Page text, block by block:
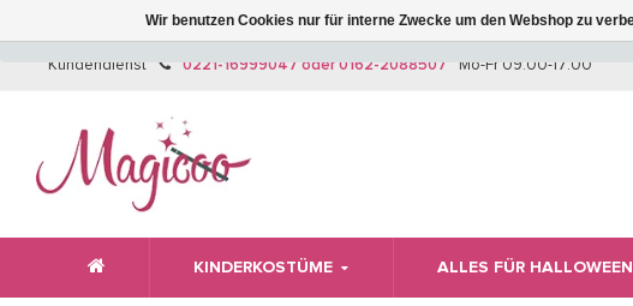
Wir haben
Kundendienst 0221-16999047 oder 0162-2088507 Mo-Fr 09:00-17:00
KINDERKOSTÜME ALLES FÜR HALLOWEEN
Wir benutzen Cookies nur für interne Zwecke um den Webshop zu